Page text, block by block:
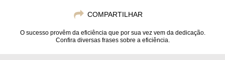
COMPARTILHAR
O sucesso provêm da eficiência que por sua vez vem da dedicação.
Confira diversas frases sobre a eficiência.